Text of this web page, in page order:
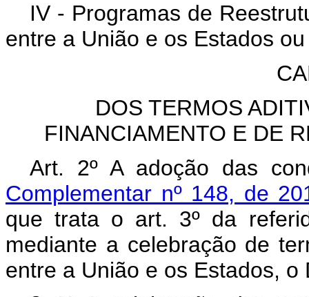
IV - Programas de
entre a União e os Estados
DOS TERMOS
FINANCIAMENTO E DE
Art. 2º A adoção das
Complementar nº 148, de
que trata o art. 3º da
mediante a celebração de
entre a União e os Estados,